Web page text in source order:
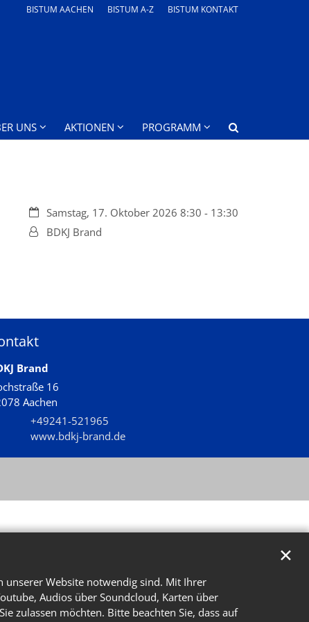
unserer Website notwendig sind. Mit Ihrer
Audios über Soundcloud, Karten über
zulassen möchten. Bitte beachten Sie, dass auf
✕
BISTUM AACHEN BISTUM A-Z BISTUM KONTAKT
UNS AKTIONEN PROGRAMM
Datum:Samstag, 17. Oktober 2026 8:30 - 13:30
Von:BDKJ Brand
Brand
16
Aachen
+49241-521965
www.bdkj-brand.de